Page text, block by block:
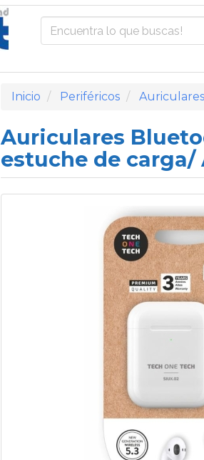
Inicio Periféricos
Auriculares
estuche de